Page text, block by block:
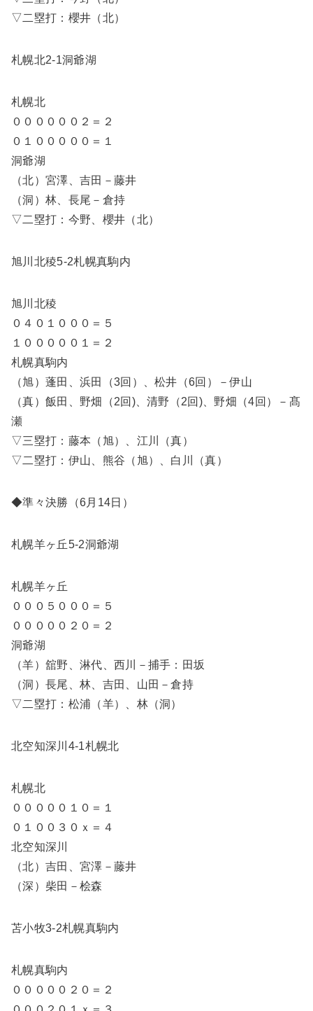
▽二塁打：櫻井（北）
札幌北2-1洞爺湖
札幌北
００００００２＝２
０１０００００＝１
洞爺湖
（北）宮澤、吉田－藤井
（洞）林、長尾－倉持
▽二塁打：今野、櫻井（北）
旭川北稜5-2札幌真駒内
旭川北稜
０４０１０００＝５
１０００００１＝２
札幌真駒内
（旭）蓬田、浜田（3回）、松井（6回）－伊山
（真）飯田、野畑（2回)、清野（2回)、野畑（4回）－髙
瀬
▽三塁打：藤本（旭）、江川（真）
▽二塁打：伊山、熊谷（旭）、白川（真）
◆準々決勝（6月14日）
札幌羊ヶ丘5-2洞爺湖
札幌羊ヶ丘
０００５０００＝５
０００００２０＝２
洞爺湖
（羊）舘野、淋代、西川－捕手：田坂
（洞）長尾、林、吉田、山田－倉持
▽二塁打：松浦（羊）、林（洞）
北空知深川4-1札幌北
札幌北
０００００１０＝１
０１００３０ｘ＝４
北空知深川
（北）吉田、宮澤－藤井
（深）柴田－桧森
苫小牧3-2札幌真駒内
札幌真駒内
０００００２０＝２